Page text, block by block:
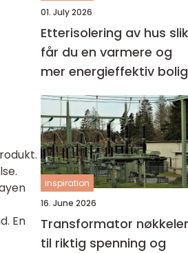
En
01. July 2026
Etterisolering av hus slik
får du en varmere og
mer energieffektiv bolig
inspiration
16. June 2026
Transformator nøkkelen
til riktig spenning og